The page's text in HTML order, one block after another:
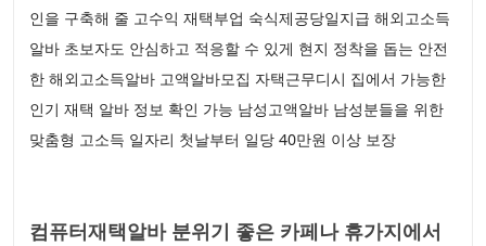
인을 구축해 줄 고수익 재택부업 숙식제공당일지급 해외고소득
알바 초보자도 안심하고 적응할 수 있게 현지 정착을 돕는 안전
한 해외고소득알바 고액알바모집 자택근무디시 집에서 가능한
인기 재택 알바 정보 확인 가능 남성고액알바 남성분들을 위한
맞춤형 고소득 일자리 첫날부터 일당 40만원 이상 보장
컴퓨터재택알바 분위기 좋은 카페나 휴가지에서